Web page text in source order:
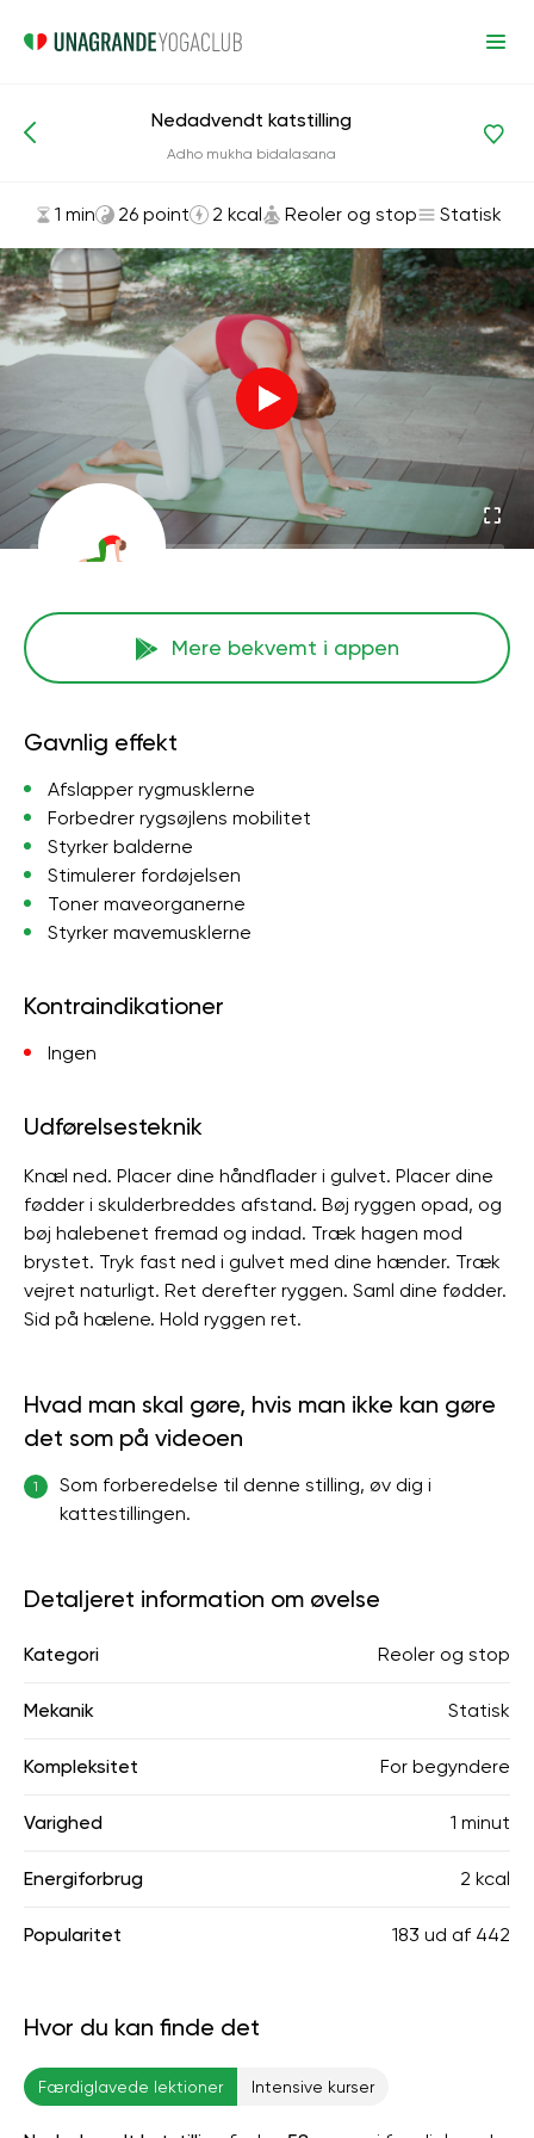
Asanas og øvelser Reoler og stop
Nedadvendt katstilling
Adho mukha bidalasana
1 min 26 point 2 kcal Reoler og stop Statisk
Mere bekvemt i appen
Gavnlig effekt
Afslapper rygmusklerne
Forbedrer rygsøjlens mobilitet
Styrker balderne
Stimulerer fordøjelsen
Toner maveorganerne
Styrker mavemusklerne
Kontraindikationer
Ingen
Udførelsesteknik
Knæl ned. Placer dine håndflader i gulvet. Placer dine
fødder i skulderbreddes afstand. Bøj ryggen opad, og
bøj halebenet fremad og indad. Træk hagen mod
brystet. Tryk fast ned i gulvet med dine hænder. Træk
vejret naturligt. Ret derefter ryggen. Saml dine fødder.
Sid på hælene. Hold ryggen ret.
Hvad man skal gøre, hvis man ikke kan gøre
det som på videoen
1
Som forberedelse til denne stilling, øv dig i
kattestillingen.
Detaljeret information om øvelse
Kategori Reoler og stop
Mekanik Statisk
Kompleksitet For begyndere
Varighed 1 minut
Energiforbrug 2 kcal
Popularitet 183 ud af 442
Hvor du kan finde det
Færdiglavede lektioner Intensive kurser